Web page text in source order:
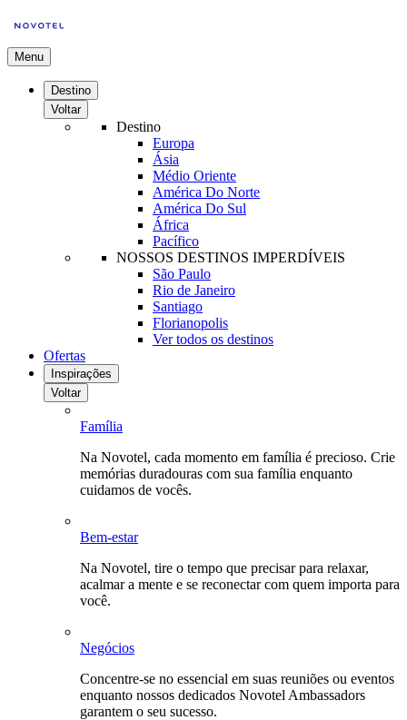
Menu
Destino
Voltar
Destino
Europa
Ásia
Médio Oriente
América Do Norte
América Do Sul
África
Pacífico
NOSSOS DESTINOS IMPERDÍVEIS
São Paulo
Rio de Janeiro
Santiago
Florianopolis
Ver todos os destinos
Ofertas
Inspirações
Voltar
Família
Na Novotel, cada momento em família é precioso. Crie
memórias duradouras com sua família enquanto
cuidamos de vocês.
Bem-estar
Na Novotel, tire o tempo que precisar para relaxar,
acalmar a mente e se reconectar com quem importa para
você.
Negócios
Concentre-se no essencial em suas reuniões ou eventos
enquanto nossos dedicados Novotel Ambassadors
garantem o seu sucesso.